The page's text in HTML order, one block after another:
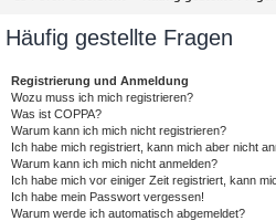
Häufig gestellte Fragen
Registrierung und Anmeldung
Wozu muss ich mich registrieren?
Was ist COPPA?
Warum kann ich mich nicht registrieren?
Ich habe mich registriert, kann mich aber nicht
Warum kann ich mich nicht anmelden?
Ich habe mich vor einiger Zeit registriert, kann
Ich habe mein Passwort vergessen!
Warum werde ich automatisch abgemeldet?